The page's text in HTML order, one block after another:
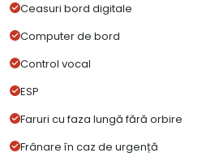
Ceasuri bord digitale
Computer de bord
Control vocal
ESP
Faruri cu faza lungă fără orbire
Frânare în caz de urgență